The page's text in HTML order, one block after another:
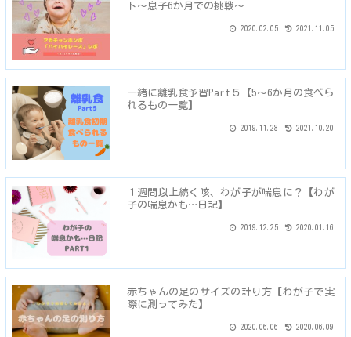
ト～息子6か月での挑戦～
2020.02.05 2021.11.05
一緒に離乳食予習Part５【5～6か月の食べら
れるもの一覧】
2019.11.28 2021.10.20
１週間以上続く咳、わが子が喘息に？【わが
子の喘息かも…日記】
2019.12.25 2020.01.16
赤ちゃんの足のサイズの計り方【わが子で実
際に測ってみた】
2020.06.06 2020.06.09